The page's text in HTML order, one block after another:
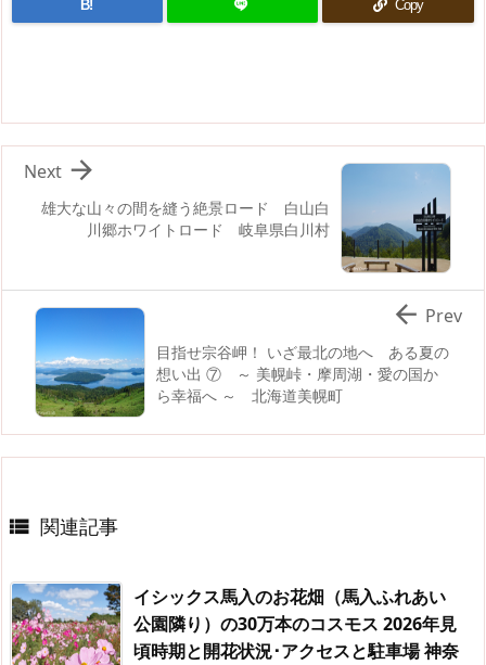
B! Copy
雄大な山々の間を縫う絶景ロード 白山白
川郷ホワイトロード 岐阜県白川村

Next
目指せ宗谷岬！ いざ最北の地へ ある夏の
想い出 ⑦ ～ 美幌峠・摩周湖・愛の国か
ら幸福へ ～ 北海道美幌町
 Prev
 関連記事
イシックス馬入のお花畑（馬入ふれあい
公園隣り）の30万本のコスモス 2026年見
頃時期と開花状況･アクセスと駐車場 神奈